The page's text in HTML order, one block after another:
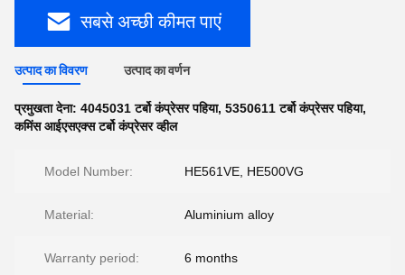
सबसे अच्छी कीमत पाएं
उत्पाद का विवरण उत्पाद का वर्णन
प्रमुखता देना: 4045031 टर्बो कंप्रेसर पहिया, 5350611 टर्बो कंप्रेसर पहिया,
कमिंस आईएसएक्स टर्बो कंप्रेसर व्हील
Model Number: HE561VE, HE500VG
Material: Aluminium alloy
Warranty period: 6 months